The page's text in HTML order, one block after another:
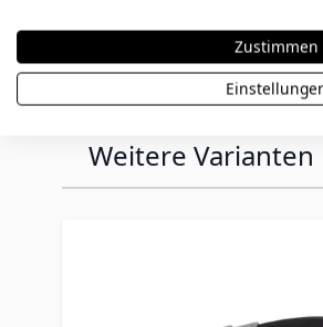
Bestellung sorgfältig.
Weitere Varianten
Zustimmen